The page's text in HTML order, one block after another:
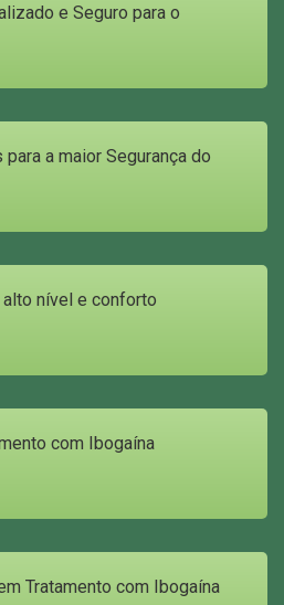
e Seguro para o
a maior Segurança do
nível e conforto
com Ibogaína
Tratamento com Ibogaína